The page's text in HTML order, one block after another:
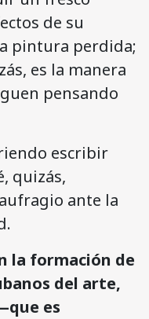
de su
pintura perdida;
es la manera
pensando
escribir
quizás,
ante la
la formación de
del arte,
es